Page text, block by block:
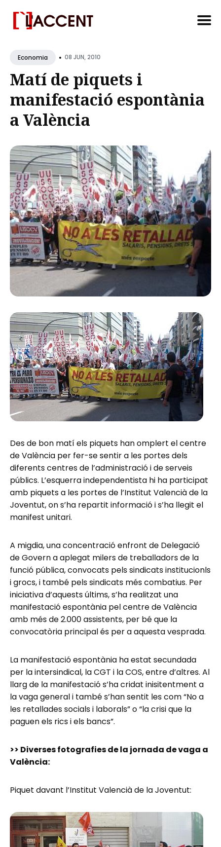
forEconomia • 08 JUN, 2010
Matí de piquets i
manifestació espontània
a València
Des de bon matí els piquets han omplert el centre
de València per fer-se sentir a les portes dels
diferents centres de l’administració i de serveis
públics. L’esquerra independentista hi ha participat
amb piquets a les portes de l’Institut Valencià de la
Joventut, on s’ha repartit informació i s’ha llegit el
manifest unitari.
A migdia, una concentració enfront de Delegació
de Govern a aplegat milers de treballadors de la
funció pública, convocats pels sindicats institucionls
i grocs, i també pels sindicats més combatius. Per
iniciativa d’aquests últims, s’ha realitzat una
manifestació espontània pel centre de València
amb més de 2.000 assistents, per bé que la
convocatòria principal és per a aquesta vesprada.
La manifestació espontània ha estat secundada
per la intersindical, la CGT i la COS, entre d’altres. Al
llarg de la manifestació s’ha cridat inisitentment a
la vaga general i també s’han sentit les com “No a
les retallades socials i laborals” o “la crisi que la
paguen els rics i els bancs”.
>> Diverses fotografies de la jornada de vaga a
València:
Piquet davant l’Institut Valencià de la Joventut: